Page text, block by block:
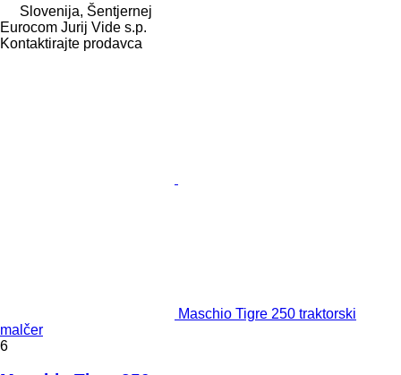
Slovenija, Šentjernej
Eurocom Jurij Vide s.p.
Kontaktirajte prodavca
Maschio Tigre 250 traktorski
malčer
6